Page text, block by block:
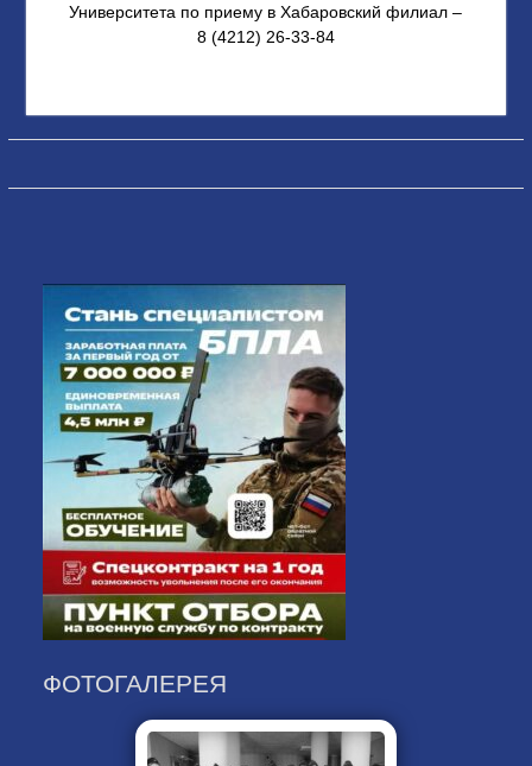
Университета по приему в Хабаровский филиал –
8 (4212) 26-33-84
ФОТОГАЛЕРЕЯ